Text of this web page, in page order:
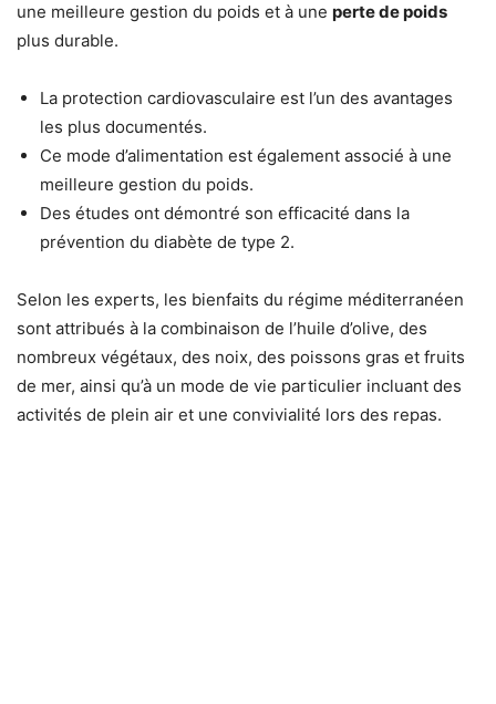
une meilleure gestion du poids et à une perte de poids
plus durable.
La protection cardiovasculaire est l’un des avantages
les plus documentés.
Ce mode d’alimentation est également associé à une
meilleure gestion du poids.
Des études ont démontré son efficacité dans la
prévention du diabète de type 2.
Selon les experts, les bienfaits du régime méditerranéen
sont attribués à la combinaison de l’huile d’olive, des
nombreux végétaux, des noix, des poissons gras et fruits
de mer, ainsi qu’à un mode de vie particulier incluant des
activités de plein air et une convivialité lors des repas.